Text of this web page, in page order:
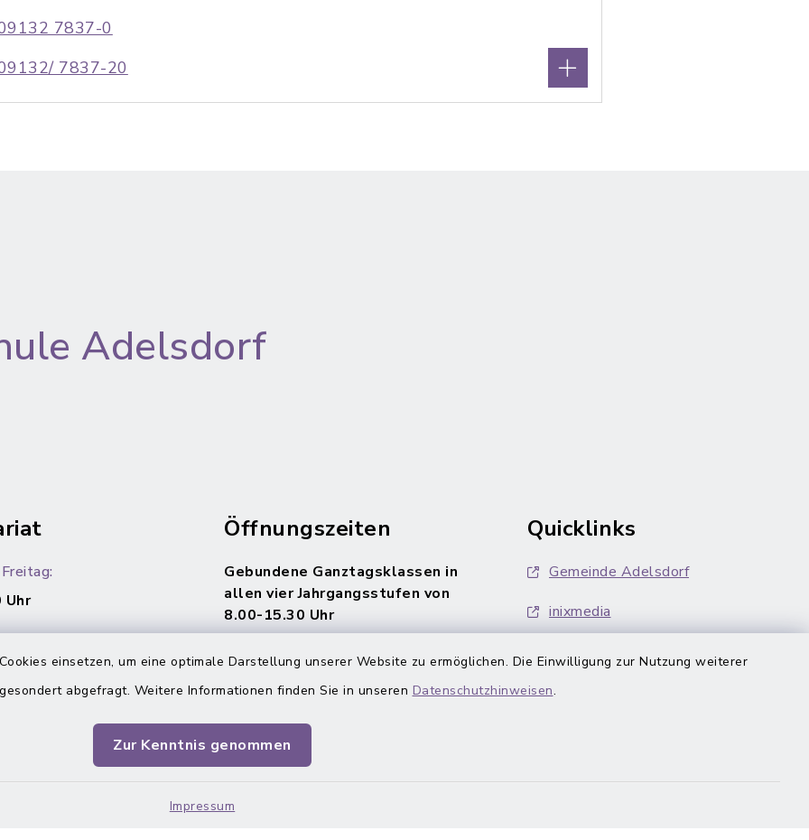
einsetzen, um eine optimale Darstellung unserer Website zu ermöglichen. Die Einwilligung zur Nutzung weiterer
abgefragt. Weitere Informationen finden Sie in unseren Datenschutzhinweisen.
Zur Kenntnis genommen
Impressum
7837-0
7837-20
Adelsdorf
Uhr
Öffnungszeiten
Gebundene Ganztagsklassen in
allen vier Jahrgangsstufen von
8.00-15.30 Uhr
Quicklinks
Gemeinde Adelsdorf
inixmedia